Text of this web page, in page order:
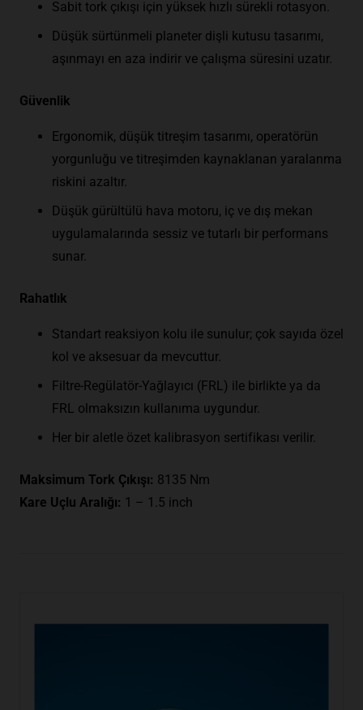
Sabit tork çıkışı için yüksek hızlı sürekli rotasyon.
Düşük sürtünmeli planeter dişli kutusu tasarımı,
aşınmayı en aza indirir ve çalışma süresini uzatır.
Güvenlik
Ergonomik, düşük titreşim tasarımı, operatörün
yorgunluğu ve titreşimden kaynaklanan yaralanma
riskini azaltır.
Düşük gürültülü hava motoru, iç ve dış mekan
uygulamalarında sessiz ve tutarlı bir performans
sunar.
Rahatlık
Standart reaksiyon kolu ile sunulur; çok sayıda özel
kol ve aksesuar da mevcuttur.
Filtre-Regülatör-Yağlayıcı (FRL) ile birlikte ya da
FRL olmaksızın kullanıma uygundur.
Her bir aletle özet kalibrasyon sertifikası verilir.
Maksimum Tork Çıkışı: 8135 Nm
Kare Uçlu Aralığı: 1 – 1.5 inch